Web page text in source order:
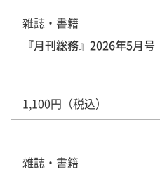
雑誌・書籍
『月刊総務』2026年5月号
1,100円（税込）
雑誌・書籍